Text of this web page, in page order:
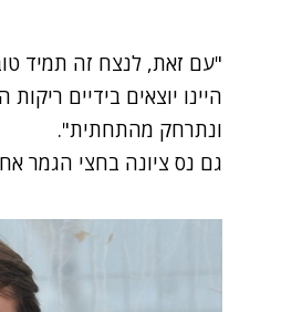
"עם זאת, לנצח זה תמיד
היינו יוצאים בידיים
ונתרחק מהתחתית".
גם נס ציונה בחצי הגמר אחרי 0:2 על מכבי